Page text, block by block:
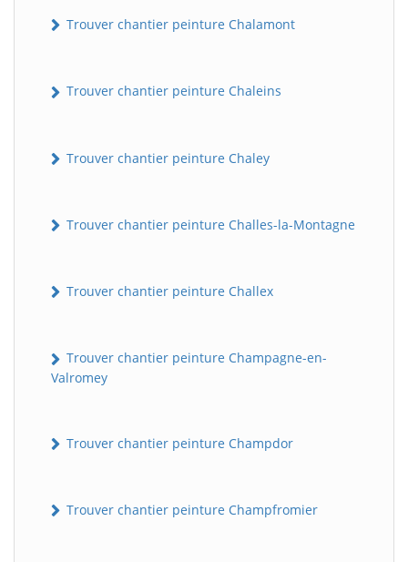
Trouver chantier peinture Chalamont
Trouver chantier peinture Chaleins
Trouver chantier peinture Chaley
Trouver chantier peinture Challes-la-Montagne
Trouver chantier peinture Challex
Trouver chantier peinture Champagne-en-
Valromey
Trouver chantier peinture Champdor
Trouver chantier peinture Champfromier